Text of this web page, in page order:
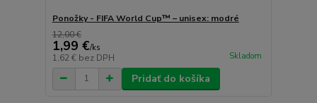
Ponožky - FIFA World Cup™ – unisex: modré
12,00 €
1,99 €/ks
1,62 € bez DPH Skladom
Pridať do košíka